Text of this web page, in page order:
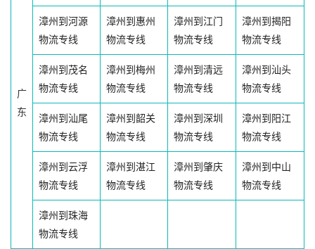
广
东
漳州到河源
物流专线
漳州到惠州
物流专线
漳州到江门
物流专线
漳州到揭阳
物流专线
漳州到茂名
物流专线
漳州到梅州
物流专线
漳州到清远
物流专线
漳州到汕头
物流专线
漳州到汕尾
物流专线
漳州到韶关
物流专线
漳州到深圳
物流专线
漳州到阳江
物流专线
漳州到云浮
物流专线
漳州到湛江
物流专线
漳州到肇庆
物流专线
漳州到中山
物流专线
漳州到珠海
物流专线